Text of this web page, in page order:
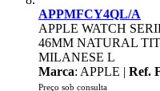
APPMFCY4QL/A
APPLE WATCH
46MM NATURAL
MILANESE L
Marca: APPLE | Ref.
Preço sob consulta